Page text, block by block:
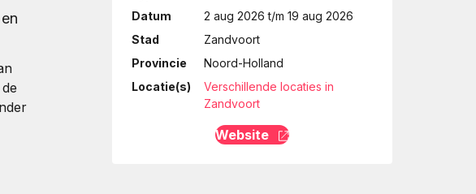
Datum
2 aug 2026 t/m 19 aug 2026
Stad
Zandvoort
Provincie
Noord-Holland
Locatie(s)
Verschillende locaties in
Zandvoort
Website